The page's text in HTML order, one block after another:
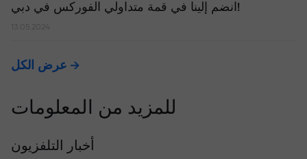
انضم إلينا في قمة متداولي الفوركس في دبي!
13.05.2024
عرض الكل
للمزيد من المعلومات
أخبار التلفزيون